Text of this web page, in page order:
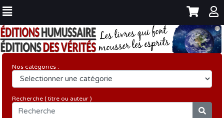
Nos catégories :
Recherche ( titre ou auteur )